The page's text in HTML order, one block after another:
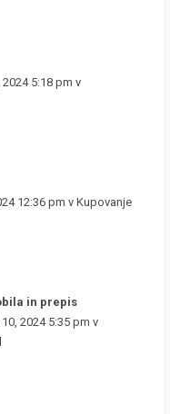
2024 5:18 pm v
12:36 pm vKupovanje
in prepis
2024 5:35 pm v